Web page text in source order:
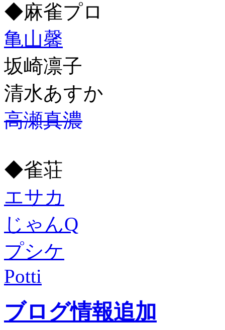
◆麻雀プロ
亀山馨
坂崎凛子
清水あすか
高瀬真濃
◆雀荘
エサカ
じゃんQ
プシケ
Potti
ブログ情報追加